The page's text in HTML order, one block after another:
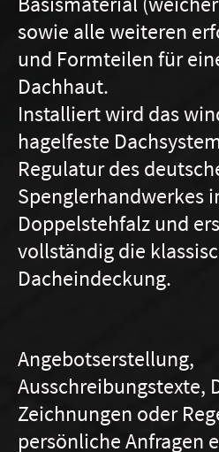
sowie alle weiteren
und Formteilen für
Dachhaut.
Installiert wird das
hagelfeste
Regulatur des
Spenglerhandwerkes
Doppelstehfalz und
vollständig die
Dacheindeckung.
Angebotserstellung,
Ausschreibungstexte,
Zeichnungen oder
persönliche Anfragen